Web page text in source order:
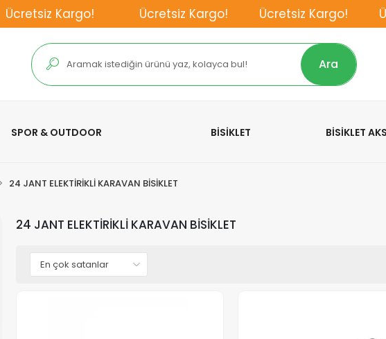
Ücretsiz Kargo! Ücretsiz Kargo! Ücretsiz Kargo!
Ara
SPOR & OUTDOOR BİSİKLET BİSİKLET
24 JANT ELEKTİRİKLİ KARAVAN BİSİKLET
24 JANT ELEKTİRİKLİ KARAVAN BİSİKLET